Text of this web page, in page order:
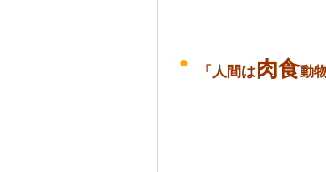
「人間は肉食動